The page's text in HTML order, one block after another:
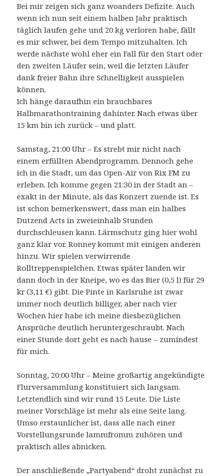
Bei mir zeigen sich ganz woanders Defizite. Auch
wenn ich nun seit einem halben Jahr praktisch
täglich laufen gehe und 20 kg verloren habe, fällt
es mir schwer, bei dem Tempo mitzuhalten. Ich
werde nächste wohl eher ein Fall für den Start oder
den zweiten Läufer sein, weil die letzten Läufer
dank freier Bahn ihre Schnelligkeit ausspielen
können.
Ich hänge daraufhin ein brauchbares
Halbmarathontraining dahinter. Nach etwas über
15 km bin ich zurück – und platt.
Samstag, 21:00 Uhr – Es strebt mir nicht nach
einem erfüllten Abendprogramm. Dennoch gehe
ich in die Stadt, um das Open-Air von Rix FM zu
erleben. Ich komme gegen 21:30 in der Stadt an –
exakt in der Minute, als das Konzert zuende ist. Es
ist schon bemerkenswert, dass man ein halbes
Dutzend Acts in zweieinhalb Stunden
durchschleusen kann. Lärmschutz ging hier wohl
ganz klar vor. Ronney kommt mit einigen anderen
hinzu. Wir spielen verwirrende
Rolltreppenspielchen. Etwas später landen wir
dann doch in der Kneipe, wo es das Bier (0,5 l) für 29
kr (3,11 €) gibt. Die Pinte in Karlsruhe ist zwar
immer noch deutlich billiger, aber nach vier
Wochen hier habe ich meine diesbezüglichen
Ansprüche deutlich heruntergeschraubt. Nach
einer Stunde dort geht es nach hause – zumindest
für mich.
Sonntag, 20:00 Uhr – Meine großartig angekündigte
Flurversammlung konstituiert sich langsam.
Letztendlich sind wir rund 15 Leute. Die Liste
meiner Vorschläge ist mehr als eine Seite lang.
Umso erstaunlicher ist, dass alle nach einer
Vorstellungsrunde lammfromm zuhören und
praktisch alles abnicken.
Der anschließende „Partyabend“ droht zunächst zu